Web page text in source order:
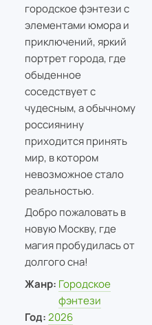
городское фэнтези с
элементами юмора и
приключений, яркий
портрет города, где
обыденное
соседствует с
чудесным, а обычному
россиянину
приходится принять
мир, в котором
невозможное стало
реальностью.
Добро пожаловать в
новую Москву, где
магия пробудилась от
долгого сна!
Жанр: Городское
фэнтези
Год: 2026